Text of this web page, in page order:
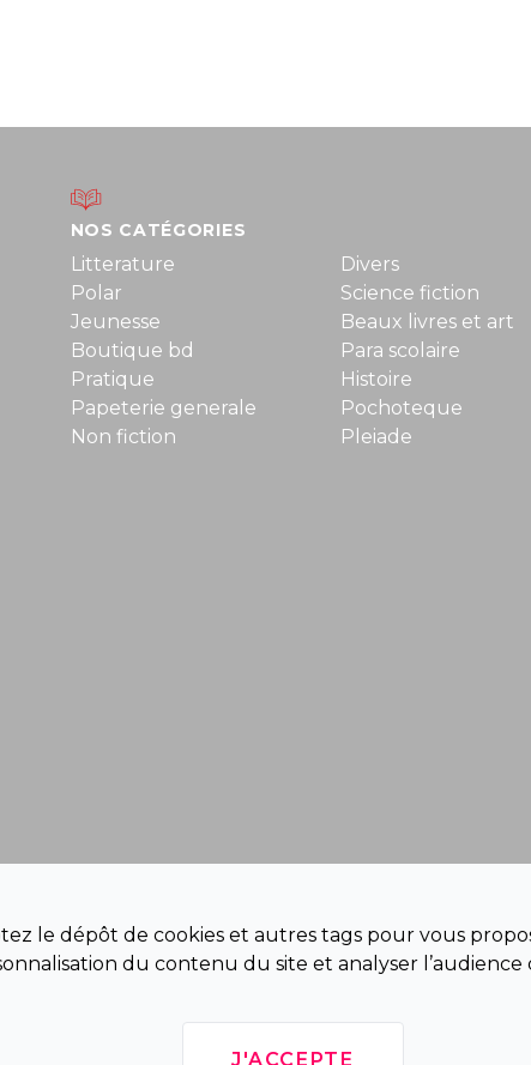
NOS CATÉGORIES
Litterature
Polar
Jeunesse
Boutique bd
Pratique
Papeterie generale
Non fiction
Divers
Science fiction
Beaux livres et art
Para scolaire
Histoire
Pochoteque
Pleiade
le dépôt de cookies et autres tags pour vous
du contenu du site et analyser
J'ACCEPTE